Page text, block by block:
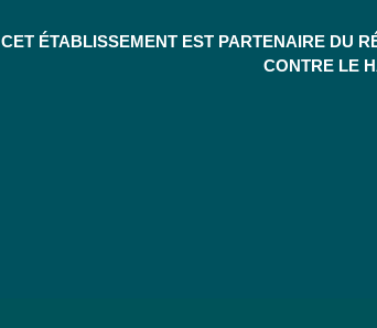
CET ÉTABLISSEMENT EST PARTENAIRE DU
CONTRE LE